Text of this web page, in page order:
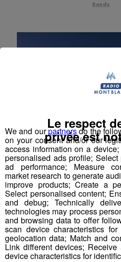
Rando
Toutes les
Mont
Choisir une station de ski
coups
Ski
We and ourpartnersdo the
on your consent and/or our
access information on a
personalised ads profile;
ad performance; Measure
market research to generate
improve products; Create a
Select personalised content;
and debug; Technically
technologies may process
and browsing data to offer
scan device characteristics
geolocation data; Match and
Link different devices;
device characteristics for
Le respect
privée est